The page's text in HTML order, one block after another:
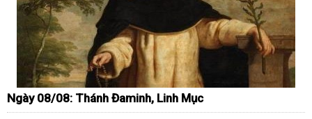
Ngày 08/08: Thánh Đaminh, Linh Mục